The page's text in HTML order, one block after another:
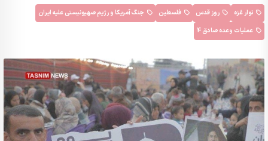
نوار غزه روز قدس فلسطین
جنگ آمریکا و رژیم صهیونیستی علیه ایران
عملیات وعده صادق 4